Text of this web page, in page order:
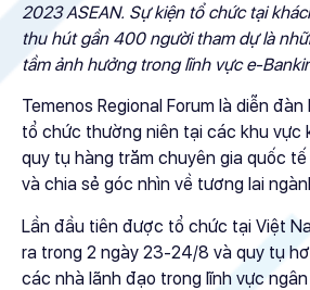
2023 ASEAN. Sự kiện tổ chức tại
thu hút gần 400 người tham dự là
tầm ảnh hưởng trong lĩnh vực e-
Temenos Regional Forum là diễn
tổ chức thường niên tại các khu vực
quy tụ hàng trăm chuyên gia quốc
và chia sẻ góc nhìn về tương lai
Lần đầu tiên được tổ chức tại Việt
ra trong 2 ngày 23-24/8 và quy tụ
các nhà lãnh đạo trong lĩnh vực